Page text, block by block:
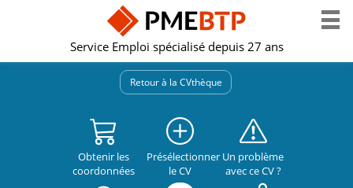
Service Emploi spécialisé depuis 27 ans
Retour à la CVthèque
Obtenir les
coordonnées
Présélectionner
le CV
Un problème
avec ce CV ?